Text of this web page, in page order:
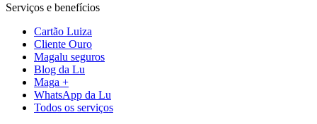
Serviços e benefícios
Cartão Luiza
Cliente Ouro
Magalu seguros
Blog da Lu
Maga +
WhatsApp da Lu
Todos os serviços